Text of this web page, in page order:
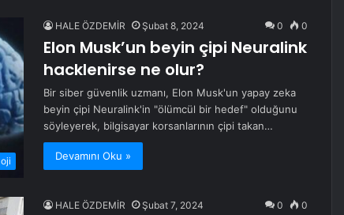
HALE ÖZDEMİR Şubat 8, 2024 0 0
Elon Musk’un beyin çipi Neuralink
hacklenirse ne olur?
Bir siber güvenlik uzmanı, Elon Musk'un yapay zeka
beyin çipi Neuralink'in "ölümcül bir hedef" olduğunu
söyleyerek, bilgisayar korsanlarının çipi takan…
Devamını Oku »
HALE ÖZDEMİR Şubat 7, 2024 0 0